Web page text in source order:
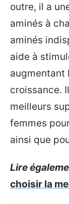
outre, il a
aminés à
aminés
aide à
augmentant
croissance.
meilleurs
femmes
ainsi que
Lire
choisir la